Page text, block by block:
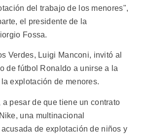
del trabajo de los menores",
el presidente de la
Fossa.
Verdes, Luigi Manconi, invitó al
de fútbol Ronaldo a unirse a la
explotación de menores.
a pesar de que tiene un contrato
una multinacional
de explotación de niños y